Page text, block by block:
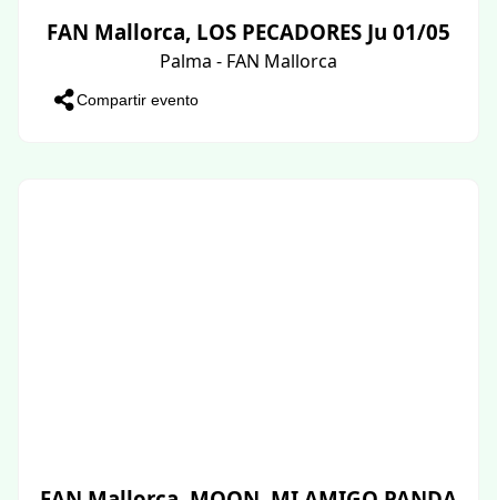
FAN Mallorca, LOS PECADORES Ju 01/05
Palma - FAN Mallorca
Compartir evento